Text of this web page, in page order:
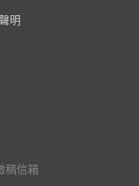
明
稿信箱